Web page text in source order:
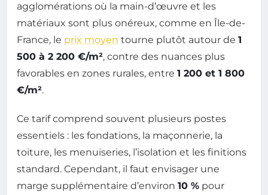
agglomérations où la main-d’œuvre et les
matériaux sont plus onéreux, comme en Île-de-
France, le prix moyen tourne plutôt autour de 1
500 à 2 200 €/m², contre des nuances plus
favorables en zones rurales, entre 1 200 et 1 800
€/m².
Ce tarif comprend souvent plusieurs postes
essentiels : les fondations, la maçonnerie, la
toiture, les menuiseries, l’isolation et les finitions
standard. Cependant, il faut envisager une
marge supplémentaire d’environ 10 % pour